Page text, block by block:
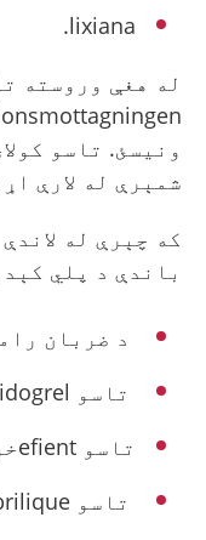
lixiana.
له هغې وروسته
ونیسئ. تاسو
شمېرې له لارې
که چېرې له
باندې د پلي
د ضربان
تاسو plavix/Clopidogrelخورئ
تاسو efientخورئ
تاسو brilique.خورئ